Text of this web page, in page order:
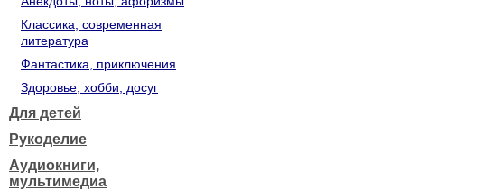
Классика, современная
литература
Фантастика, приключения
Здоровье, хобби, досуг
Для детей
Рукоделие
Аудиокниги,
мультимедиа